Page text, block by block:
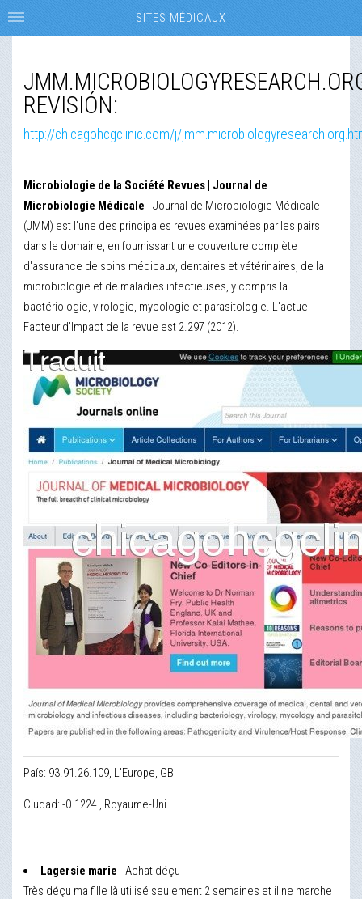
REVISIÓN:
http://chicagohcgclinic.com/j/
Microbiologie de la Société Revues | Journal de
Microbiologie Médicale - Journal de Microbiologie Médicale
(JMM) est l'une des principales revues examinées par les pairs
dans le domaine, en fournissant une couverture complète
d'assurance de soins médicaux, dentaires et vétérinaires, de la
microbiologie et de maladies infectieuses, y compris la
bactériologie, virologie, mycologie et parasitologie. L'actuel
Facteur d'Impact de la revue est 2.297 (2012).
País: 93.91.26.109, L'Europe, GB
Ciudad: -0.1224 , Royaume-Uni
Lagersie marie - Achat déçu
Très déçu ma fille là utilisé seulement 2 semaines et il ne marche
SITES MÉDICAUX